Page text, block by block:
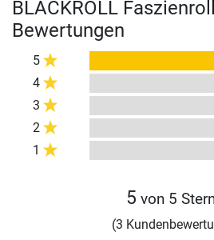
BLACKROLL
Bewertungen
5
4
3
2
1
5 von 5
(3